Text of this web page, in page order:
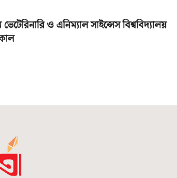
ভেটেরিনারি ও এনিম্যাল সাইন্সেস বিশ্ববিদ্যালয়